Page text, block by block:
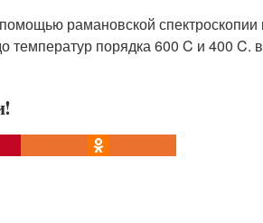
рамановской
порядка 600 C и 400 C.